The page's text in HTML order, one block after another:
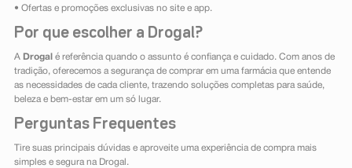
• Ofertas e promoções exclusivas no site e app.
Por que escolher a Drogal?
A Drogal é referência quando o assunto é confiança e cuidado. Com anos de
tradição, oferecemos a segurança de comprar em uma farmácia que entende
as necessidades de cada cliente, trazendo soluções completas para saúde,
beleza e bem-estar em um só lugar.
Perguntas Frequentes
Tire suas principais dúvidas e aproveite uma experiência de compra mais
simples e segura na Drogal.